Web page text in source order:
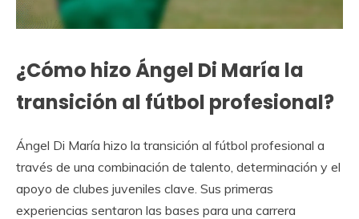
¿Cómo hizo Ángel Di María la
transición al fútbol profesional?
Ángel Di María hizo la transición al fútbol profesional a
través de una combinación de talento, determinación y el
apoyo de clubes juveniles clave. Sus primeras
experiencias sentaron las bases para una carrera